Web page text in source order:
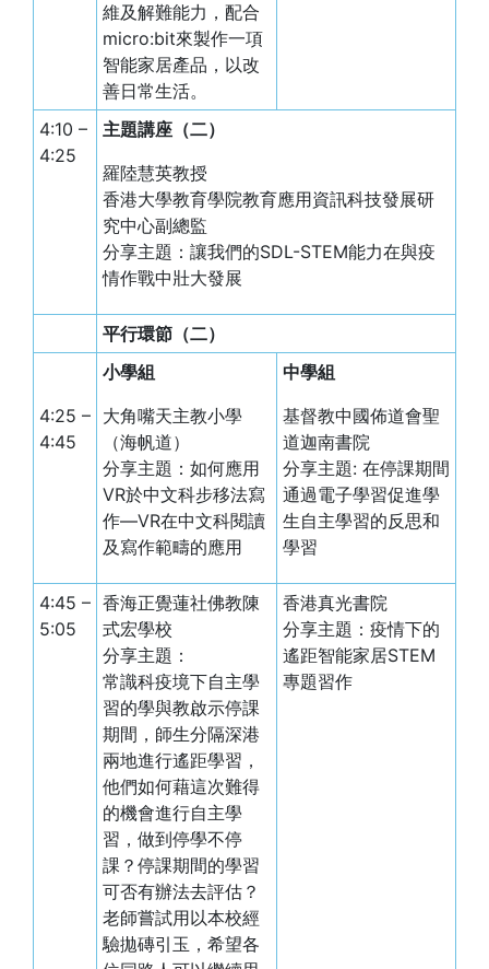
維及解難能力，配合
micro:bit來製作一項
智能家居產品，以改
善日常生活。
4:10 –
4:25
主題講座（二）
羅陸慧英教授
香港大學教育學院教育應用資訊科技發展研
究中心副總監
分享主題：讓我們的SDL-STEM能力在與疫
情作戰中壯大發展
平行環節（二）
4:25 –
4:45
小學組
大角嘴天主教小學
（海帆道）
分享主題：如何應用
VR於中文科步移法寫
作—VR在中文科閱讀
及寫作範疇的應用
中學組
基督教中國佈道會聖
道迦南書院
分享主題: 在停課期間
通過電子學習促進學
生自主學習的反思和
學習
4:45 –
5:05
香海正覺蓮社佛教陳
式宏學校
分享主題：
常識科疫境下自主學
習的學與教啟示停課
期間，師生分隔深港
兩地進行遙距學習，
他們如何藉這次難得
的機會進行自主學
習，做到停學不停
課？停課期間的學習
可否有辦法去評估？
老師嘗試用以本校經
驗拋磚引玉，希望各
香港真光書院
分享主題：疫情下的
遙距智能家居STEM
專題習作